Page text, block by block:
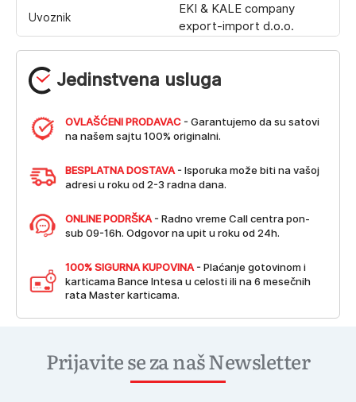
Jedinstvena usluga
OVLAŠĆENI PRODAVAC - Garantujemo da su satovi
na našem sajtu 100% originalni.
BESPLATNA DOSTAVA - Isporuka može biti na vašoj
adresi u roku od 2-3 radna dana.
ONLINE PODRŠKA - Radno vreme Call centra pon-
sub 09-16h. Odgovor na upit u roku od 24h.
100% SIGURNA KUPOVINA - Plaćanje gotovinom i
karticama Bance Intesa u celosti ili na 6 mesečnih
rata Master karticama.
Uvoznik
EKI & KALE company
export-import d.o.o.
Prijavite se za naš Newsletter